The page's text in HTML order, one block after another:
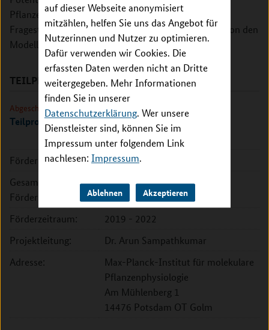
auf dieser Webseite anonymisiert
mitzählen, helfen Sie uns das Angebot für
Nutzerinnen und Nutzer zu optimieren.
Dafür verwenden wir Cookies. Die
erfassten Daten werden nicht an Dritte
weitergegeben. Mehr Informationen
finden Sie in unserer
Datenschutzerklärung. Wer unsere
Dienstleister sind, können Sie im
Impressum unter folgendem Link
nachlesen: Impressum.
Ablehnen Akzeptieren
Pflanzenbereich beschränkt, auch medizinische
Fragestellungen in diesem Zusammenhang werden von den
Modellen profitieren.
TEILPROJEKTE
Abgeschlossen
Teilprojekt Potsdam II
Förderkennzeichen:
031L0177B
Gesamte
Fördersumme:
271.313 EUR
Förderzeitraum:
2019 - 2022
Projektleitung:
Dr. Arun Sampathkumar
Adresse:
Max-Planck-Institut für molekulare
Pflanzenphysiologie
Am Mühlenberg 1
14476 Potsdam OT Golm